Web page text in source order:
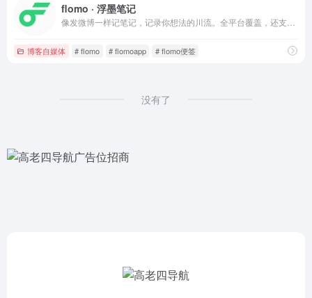
flomo · 浮墨笔记
博客自媒体 # flomo # flomoapp # flomo便签
没有了